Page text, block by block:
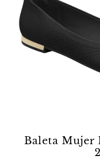
Baleta Mujer